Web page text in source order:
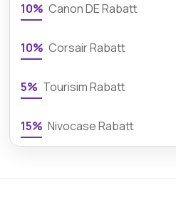
10% Canon DE Rabatt
10% Corsair Rabatt
5% Tourisim Rabatt
15% Nivocase Rabatt